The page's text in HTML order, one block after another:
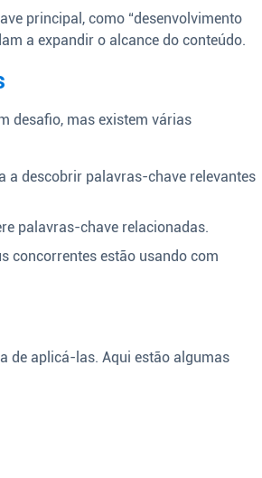
principal, como “desenvolvimento
a expandir o alcance do conteúdo.
desafio, mas existem várias
a descobrir palavras-chave relevantes
palavras-chave relacionadas.
concorrentes estão usando com
de aplicá-las. Aqui estão algumas